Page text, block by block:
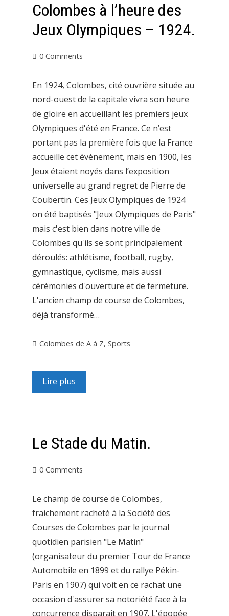
Colombes à l’heure des
Jeux Olympiques – 1924.
0 Comments
En 1924, Colombes, cité ouvrière située au
nord-ouest de la capitale vivra son heure
de gloire en accueillant les premiers jeux
Olympiques d'été en France. Ce n’est
portant pas la première fois que la France
accueille cet événement, mais en 1900, les
Jeux étaient noyés dans l’exposition
universelle au grand regret de Pierre de
Coubertin. Ces Jeux Olympiques de 1924
on été baptisés "Jeux Olympiques de Paris"
mais c'est bien dans notre ville de
Colombes qu'ils se sont principalement
déroulés: athlétisme, football, rugby,
gymnastique, cyclisme, mais aussi
cérémonies d'ouverture et de fermeture.
L'ancien champ de course de Colombes,
déjà transformé…
Colombes de A à Z, Sports
Lire plus
Le Stade du Matin.
0 Comments
Le champ de course de Colombes,
fraichement racheté à la Société des
Courses de Colombes par le journal
quotidien parisien "Le Matin"
(organisateur du premier Tour de France
Automobile en 1899 et du rallye Pékin-
Paris en 1907) qui voit en ce rachat une
occasion d'assurer sa notoriété face à la
concurrence disparait en 1907. L'épopée